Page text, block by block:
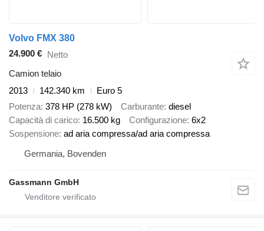
Volvo FMX 380
24.900 € Netto
Camion telaio
2013
142.340 km
Euro 5
Potenza 378 HP (278 kW) Carburante diesel
Capacità di carico 16.500 kg Configurazione 6x2
Sospensione ad aria compressa/ad aria compressa
Germania, Bovenden
Gassmann GmbH